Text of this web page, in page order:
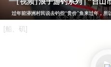
过年前漭洲村民说去钓些“贵价”鱼来过年，
[船、矶]